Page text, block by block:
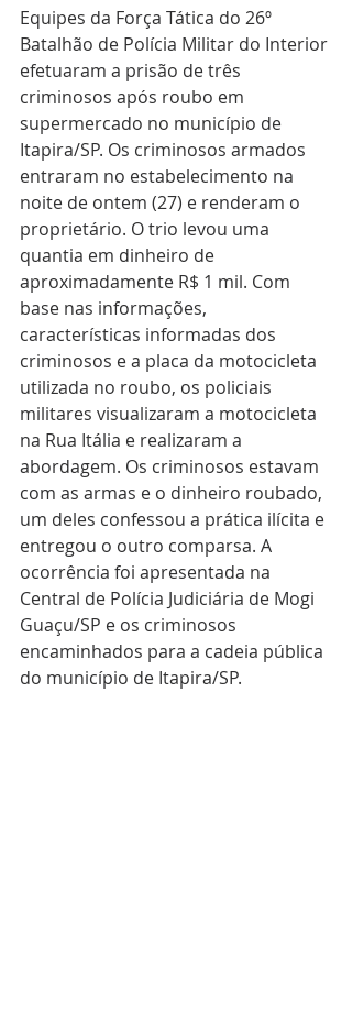
Equipes da Força Tática do 26º
Batalhão de Polícia Militar do Interior
efetuaram a prisão de três
criminosos após roubo em
supermercado no município de
Itapira/SP. Os criminosos armados
entraram no estabelecimento na
noite de ontem (27) e renderam o
proprietário. O trio levou uma
quantia em dinheiro de
aproximadamente R$ 1 mil. Com
base nas informações,
características informadas dos
criminosos e a placa da motocicleta
utilizada no roubo, os policiais
militares visualizaram a motocicleta
na Rua Itália e realizaram a
abordagem. Os criminosos estavam
com as armas e o dinheiro roubado,
um deles confessou a prática ilícita e
entregou o outro comparsa. A
ocorrência foi apresentada na
Central de Polícia Judiciária de Mogi
Guaçu/SP e os criminosos
encaminhados para a cadeia pública
do município de Itapira/SP.